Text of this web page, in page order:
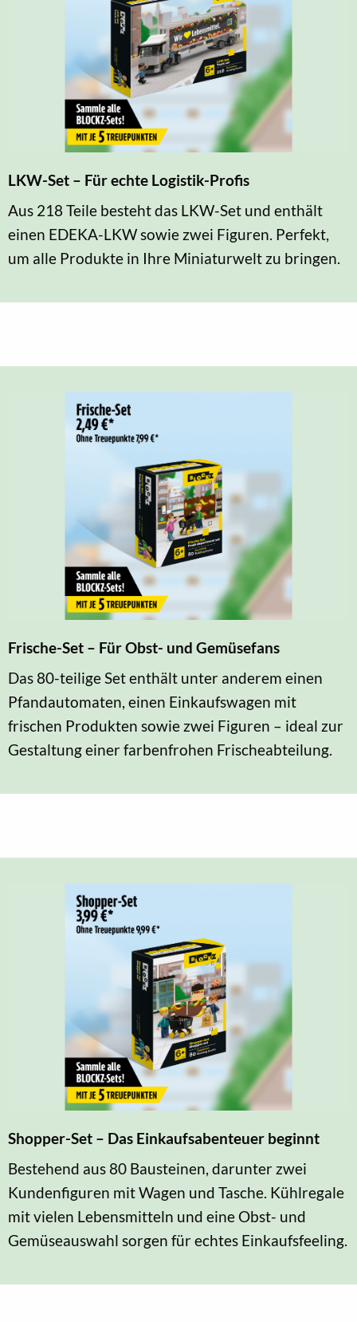
LKW-Set – Für echte Logistik-Profis
Aus 218 Teile besteht das LKW-Set und enthält
einen EDEKA-LKW sowie zwei Figuren. Perfekt,
um alle Produkte in Ihre Miniaturwelt zu bringen.
Frische-Set – Für Obst- und Gemüsefans
Das 80-teilige Set enthält unter anderem einen
Pfandautomaten, einen Einkaufswagen mit
frischen Produkten sowie zwei Figuren – ideal zur
Gestaltung einer farbenfrohen Frischeabteilung.
Shopper-Set – Das Einkaufsabenteuer beginnt
Bestehend aus 80 Bausteinen, darunter zwei
Kundenfiguren mit Wagen und Tasche. Kühlregale
mit vielen Lebensmitteln und eine Obst- und
Gemüseauswahl sorgen für echtes Einkaufsfeeling.